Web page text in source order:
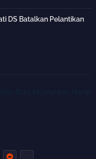
DS Batalkan Pelantikan